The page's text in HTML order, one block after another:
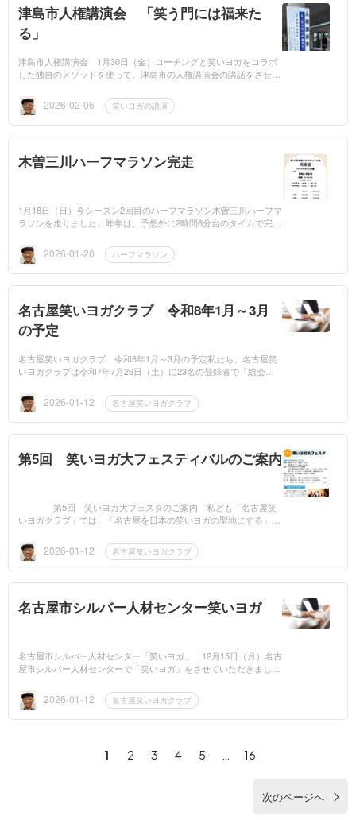
津島市人権講演会 「笑う門には福来た
る」
津島市人権講演会 1月30日（金）コーチングと笑いヨガをコラボ
した独自のメソッドを使って、津島市の人権講演会の講話をさせて
議会長さま...2026-02-06 笑いヨガの講演
木曽三川ハーフマラソン完走
1月18日（日）今シーズン2回目のハーフマラソン木曽三川ハーフマ
ラソンを走りました。昨年は、予想外に2時間6分台のタイムで完走
「脊柱管狭窄症...
2026-01-20 ハーフマラソン
名古屋笑いヨガクラブ 令和8年1月～3月
の予定
名古屋笑いヨガクラブ 令和8年1月～3月の予定私たち、名古屋笑
いヨガクラブは令和7年7月26日（土）に23名の登録者で「総会」
イケメン谷ヤン...
2026-01-12 名古屋笑いヨガクラブ
第5回 笑いヨガ大フェスティバルのご案内
第5回 笑いヨガ大フェスタのご案内 私ども「名古屋笑
いヨガクラブ」では、「名古屋を日本の笑いヨガの聖地にする」の
定期講座を始め...
2026-01-12 名古屋笑いヨガクラブ
名古屋市シルバー人材センター笑いヨガ
名古屋市シルバー人材センター「笑いヨガ」 12月15日（月）名古
屋市シルバー人材センターで「笑いヨガ」をさせていただきまし
ロナ禍の時期を...
2026-01-12 名古屋笑いヨガクラブ
1 2 3 4 5 16
次のページへ